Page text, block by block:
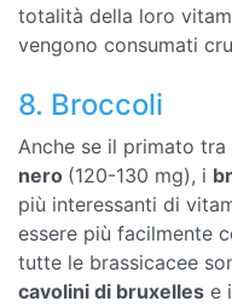
totalità della loro
vengono consumati
8. Broccoli
Anche se il primato
nero (120-130 mg), i
più interessanti di
essere più facilmente
tutte le brassicacee
cavolini di bruxelles e i